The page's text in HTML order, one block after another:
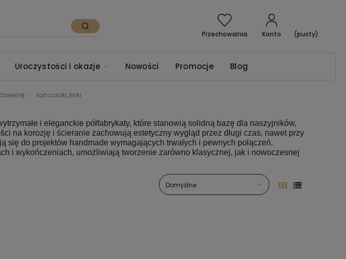
Przechowalnia Konto (pusty)
Uroczystości i okazje Nowości Promocje Blog
Łańcuszki, linki
i eleganckie półfabrykaty, które stanowią solidną bazę dla naszyjników,
na korozję i ścieranie zachowują estetyczny wygląd przez długi czas, nawet przy
się do projektów handmade wymagających trwałych i pewnych połączeń.
i wykończeniach, umożliwiają tworzenie zarówno klasycznej, jak i nowoczesnej